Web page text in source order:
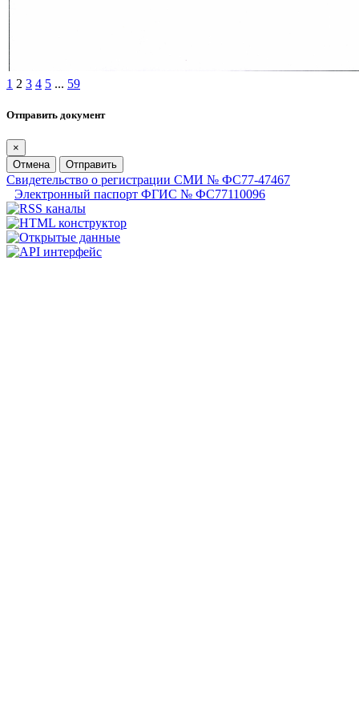
1 2 3 4 5 ... 59
Отправить документ
×
Отмена
Отправить
Свидетельство о регистрации СМИ № ФС77-47467
Электронный паспорт ФГИС № ФС77110096